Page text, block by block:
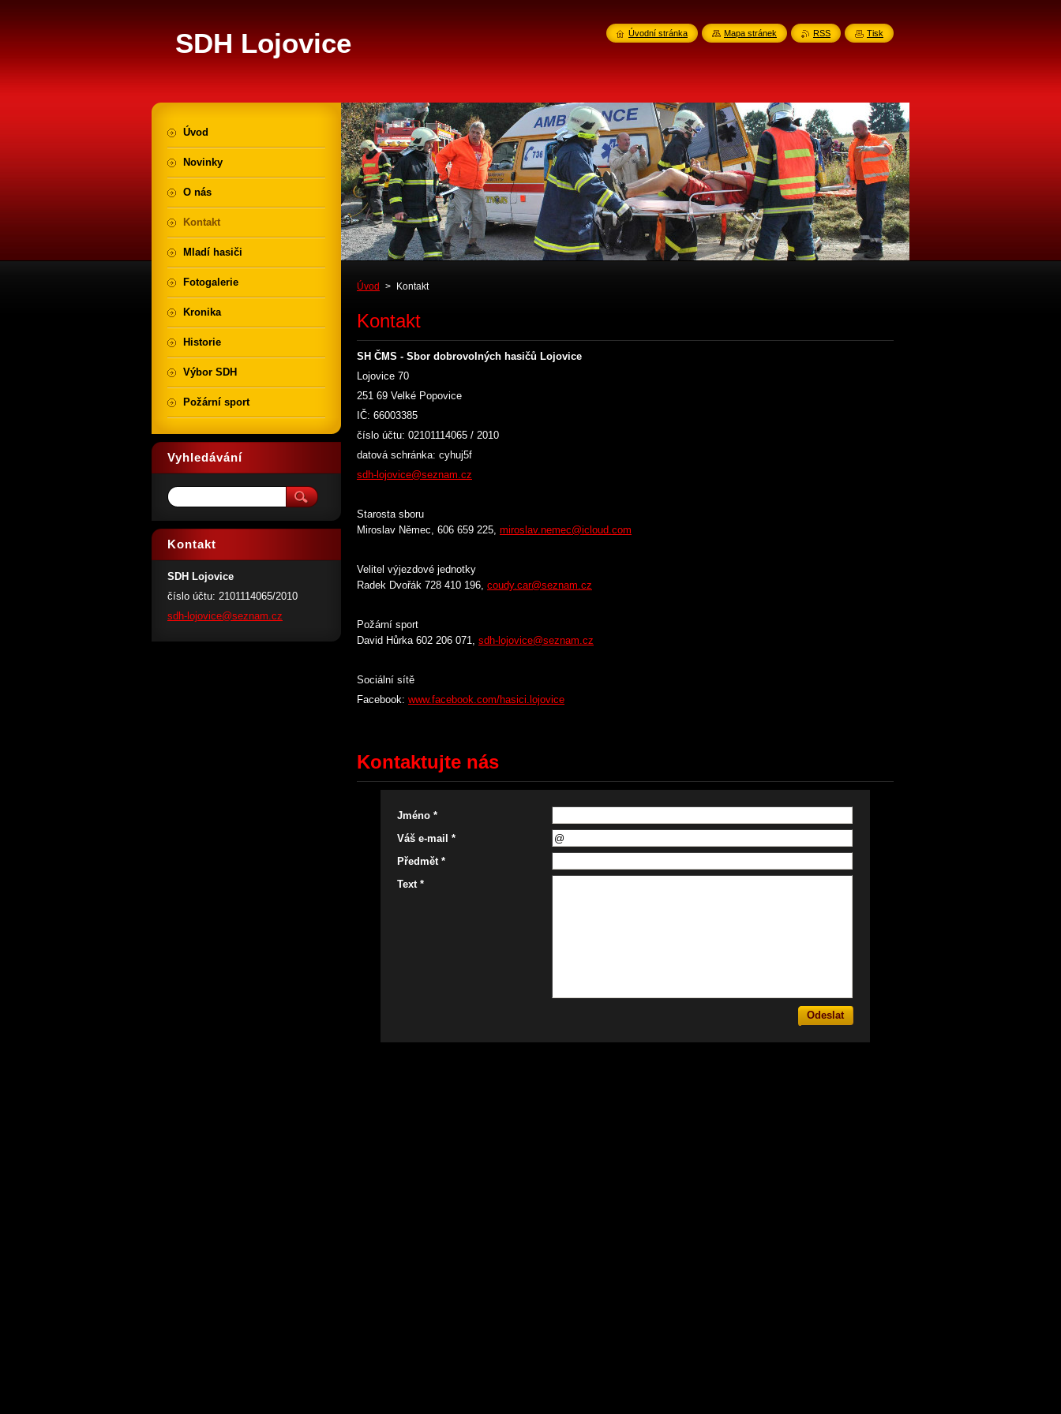
SDH Lojovice
Úvod > Kontakt
Kontakt
SH ČMS - Sbor dobrovolných hasičů Lojovice
Lojovice 70
251 69 Velké Popovice
IČ: 66003385
číslo účtu: 02101114065 / 2010
datová schránka: cyhuj5f
sdh-lojovice@seznam.cz
Starosta sboru
Miroslav Němec, 606 659 225, miroslav.nemec@icloud.com
Velitel výjezdové jednotky
Radek Dvořák 728 410 196, coudy.car@seznam.cz
Požární sport
David Hůrka 602 206 071, sdh-lojovice@seznam.cz
Sociální sítě
Facebook: www.facebook.com/hasici.lojovice
Kontaktujte nás
Jméno *
Váš e-mail *
Předmět *
Text *
Úvod
Novinky
O nás
Kontakt
Mladí hasiči
Fotogalerie
Kronika
Historie
Výbor SDH
Požární sport
Vyhledávání
Kontakt
SDH Lojovice
číslo účtu: 2101114065/2010
sdh-lojovice@seznam.cz
Úvodní stránka Mapa stránek RSS Tisk